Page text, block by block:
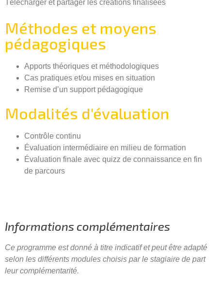
Télécharger et partager les créations finalisées
Méthodes et moyens
pédagogiques
Apports théoriques et méthodologiques
Cas pratiques et/ou mises en situation
Remise d’un support pédagogique
Modalités d'évaluation
Contrôle continu
Évaluation intermédiaire en milieu de formation
Évaluation finale avec quizz de connaissance en fin
de parcours
Informations complémentaires
Ce programme est donné à titre indicatif et peut être adapté
selon les différents modules choisis par le stagiaire de part
leur complémentarité.